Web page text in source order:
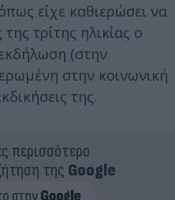
είχε καθιερώσει να
τρίτης ηλικίας ο
(στην
στην κοινωνική
της.
περισσότερο
της Google